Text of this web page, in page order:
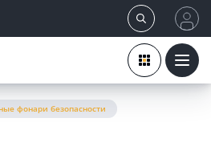
фонари безопасности